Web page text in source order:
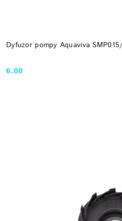
Dyfuzor pompy Aquaviva
Cena:
6.00